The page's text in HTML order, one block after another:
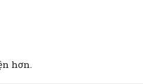
hơn.